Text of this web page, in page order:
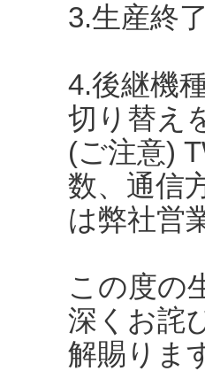
3.生産終
4.後継機
切り替え
(ご注意)
数、通信
は弊社営
この度の
深くお詫
解賜りま